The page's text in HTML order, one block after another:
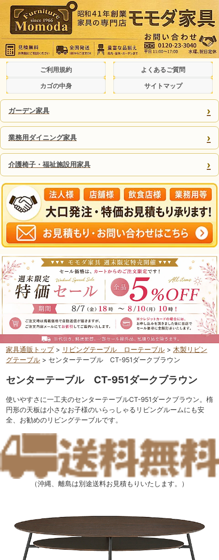
ご利用規約 よくあるご質問
カゴの中身 サイトマップ
ガーデン家具 ›
業務用ダイニング家具 ›
介護椅子・福祉施設用家具 ›
家具通販トップ> リビングテーブル ローテーブル > 木製リビン
グテーブル > センターテーブル CT-951ダークブラウン
センターテーブル CT-951ダークブラウン
使いやすさに一工夫のセンターテーブルCT-951ダークブラウン。楕
円形の天板は小さなお子様のいらっしゃるリビングルームにも安
全、お勧めのリビングテーブルです。
（沖縄、離島は別途送料お見積もりいたします。）